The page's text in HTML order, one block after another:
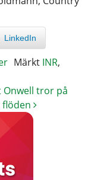
LinkedIn
Märkt INR,
Onwell tror på